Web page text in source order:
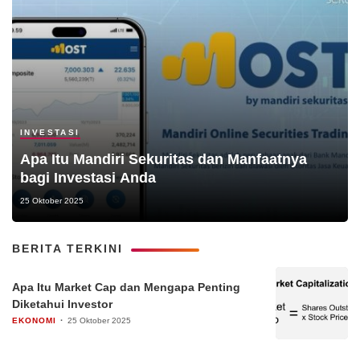
INVESTASI
Apa Itu Mandiri Sekuritas dan Manfaatnya
bagi Investasi Anda
25 Oktober 2025
BERITA TERKINI
Apa Itu Market Cap dan Mengapa Penting
Diketahui Investor
EKONOMI 25 Oktober 2025